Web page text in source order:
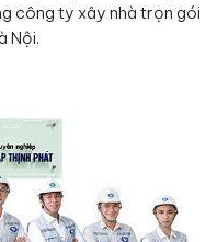
công ty xây nhà trọn gói
Nội.